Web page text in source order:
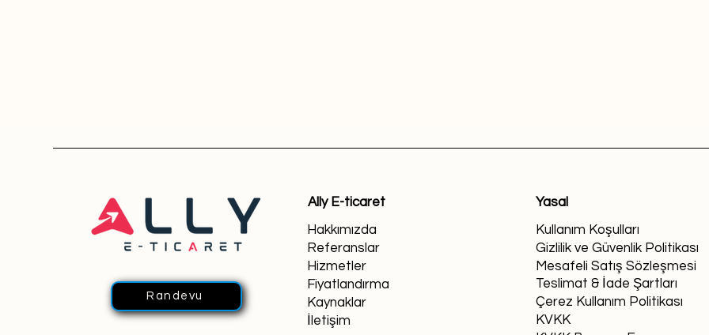
Randevu
Ally E-ticaret
Hakkımızda
Referanslar
Hizmetler
Fiyatlandırma
Kaynaklar
İletişim
Yasal
Kullanım Koşulları
Gizlilik ve Güvenlik Politikası
Mesafeli Satış Sözleşmesi
Teslimat & İade Şartları
Çerez Kullanım Politikası
KVKK